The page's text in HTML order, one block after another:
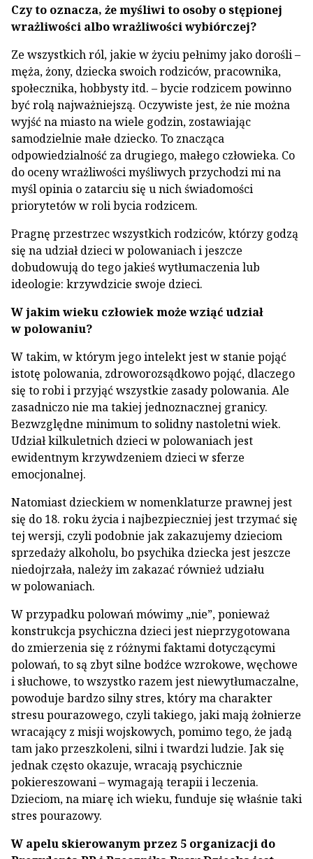
Czy to oznacza, że myśliwi to osoby o stępionej
wrażliwości albo wrażliwości wybiórczej?
Ze wszystkich ról, jakie w życiu pełnimy jako dorośli –
męża, żony, dziecka swoich rodziców, pracownika,
społecznika, hobbysty itd. – bycie rodzicem powinno
być rolą najważniejszą. Oczywiste jest, że nie można
wyjść na miasto na wiele godzin, zostawiając
samodzielnie małe dziecko. To znacząca
odpowiedzialność za drugiego, małego człowieka. Co
do oceny wrażliwości myśliwych przychodzi mi na
myśl opinia o zatarciu się u nich świadomości
priorytetów w roli bycia rodzicem.
Pragnę przestrzec wszystkich rodziców, którzy godzą
się na udział dzieci w polowaniach i jeszcze
dobudowują do tego jakieś wytłumaczenia lub
ideologie: krzywdzicie swoje dzieci.
W jakim wieku człowiek może wziąć udział
w polowaniu?
W takim, w którym jego intelekt jest w stanie pojąć
istotę polowania, zdroworozsądkowo pojąć, dlaczego
się to robi i przyjąć wszystkie zasady polowania. Ale
zasadniczo nie ma takiej jednoznacznej granicy.
Bezwzględne minimum to solidny nastoletni wiek.
Udział kilkuletnich dzieci w polowaniach jest
ewidentnym krzywdzeniem dzieci w sferze
emocjonalnej.
Natomiast dzieckiem w nomenklaturze prawnej jest
się do 18. roku życia i najbezpieczniej jest trzymać się
tej wersji, czyli podobnie jak zakazujemy dzieciom
sprzedaży alkoholu, bo psychika dziecka jest jeszcze
niedojrzała, należy im zakazać również udziału
w polowaniach.
W przypadku polowań mówimy „nie”, ponieważ
konstrukcja psychiczna dzieci jest nieprzygotowana
do zmierzenia się z różnymi faktami dotyczącymi
polowań, to są zbyt silne bodźce wzrokowe, węchowe
i słuchowe, to wszystko razem jest niewytłumaczalne,
powoduje bardzo silny stres, który ma charakter
stresu pourazowego, czyli takiego, jaki mają żołnierze
wracający z misji wojskowych, pomimo tego, że jadą
tam jako przeszkoleni, silni i twardzi ludzie. Jak się
jednak często okazuje, wracają psychicznie
pokiereszowani – wymagają terapii i leczenia.
Dzieciom, na miarę ich wieku, funduje się właśnie taki
stres pourazowy.
W apelu skierowanym przez 5 organizacji do